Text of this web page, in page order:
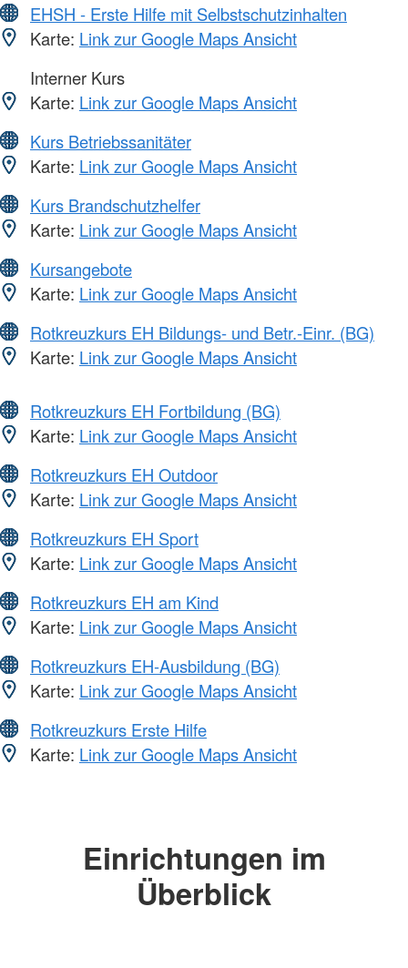
EHSH - Erste Hilfe mit Selbstschutzinhalten
Karte: Link zur Google Maps Ansicht
Interner Kurs
Karte: Link zur Google Maps Ansicht
Kurs Betriebssanitäter
Karte: Link zur Google Maps Ansicht
Kurs Brandschutzhelfer
Karte: Link zur Google Maps Ansicht
Kursangebote
Karte: Link zur Google Maps Ansicht
Rotkreuzkurs EH Bildungs- und Betr.-Einr. (BG)
Karte: Link zur Google Maps Ansicht
Rotkreuzkurs EH Fortbildung (BG)
Karte: Link zur Google Maps Ansicht
Rotkreuzkurs EH Outdoor
Karte: Link zur Google Maps Ansicht
Rotkreuzkurs EH Sport
Karte: Link zur Google Maps Ansicht
Rotkreuzkurs EH am Kind
Karte: Link zur Google Maps Ansicht
Rotkreuzkurs EH-Ausbildung (BG)
Karte: Link zur Google Maps Ansicht
Rotkreuzkurs Erste Hilfe
Karte: Link zur Google Maps Ansicht
Einrichtungen im
Überblick